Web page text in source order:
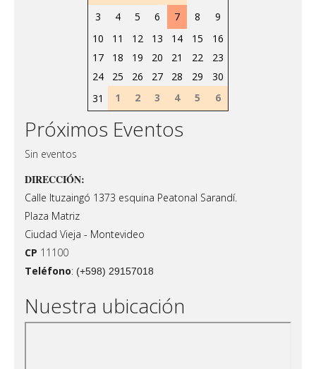
3
4 5 6 7 8
9
10
11 12 13 14 15
16
17
18 19 20 21 22
23
24
25 26 27 28 29
30
31
1 2 3 4 5 6
Próximos Eventos
Sin eventos
DIRECCIÓN:
Calle Ituzaingó 1373 esquina Peatonal Sarandí.
Plaza Matriz
Ciudad Vieja - Montevideo
CP 11100
Teléfono: (+598) 29157018
Nuestra ubicación